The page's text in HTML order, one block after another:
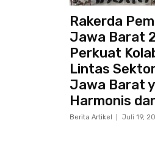
Rakerda
Jawa Barat
Perkuat
Lintas
Jawa Barat
Harmonis
Berita Artikel Juli 19,